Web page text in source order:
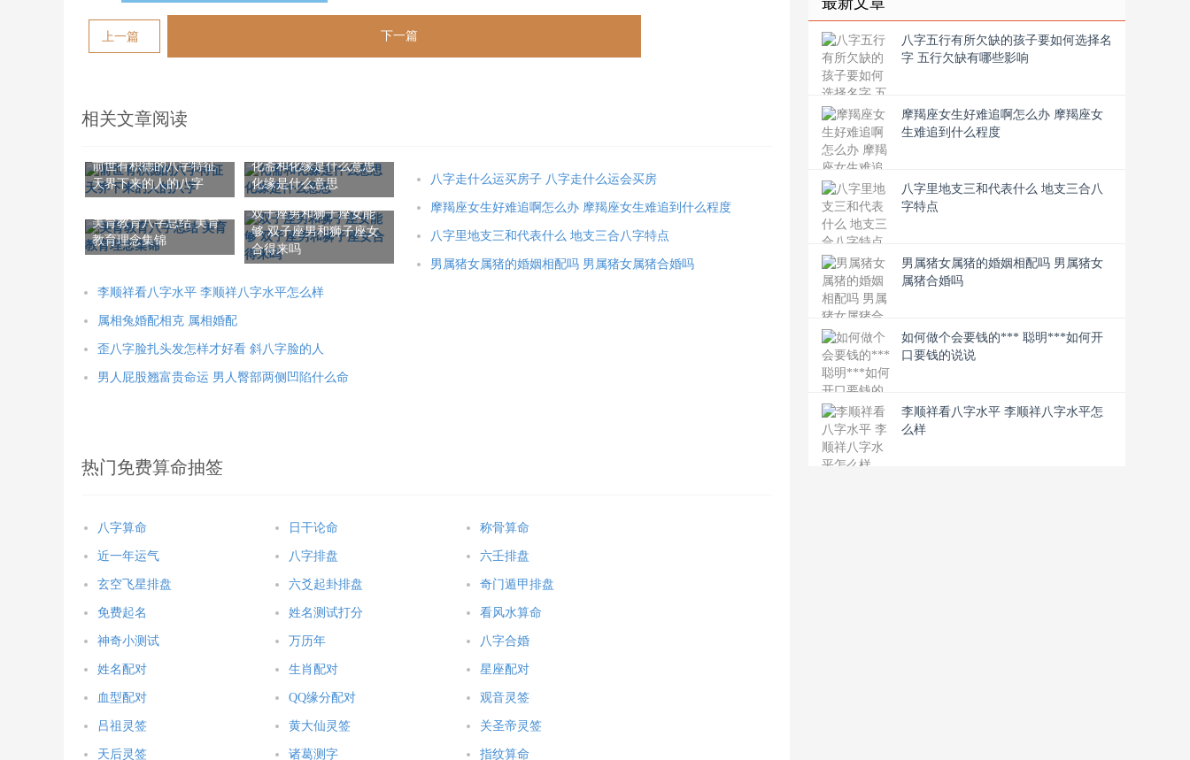
上一篇 下一篇
相关文章阅读
前世有积德的八字特征
天界下来的人的八字
化斋和化缘是什么意思
化缘是什么意思
美育教育八字总结 美育
教育理念集锦
双子座男和狮子座女能
够 双子座男和狮子座女
合得来吗
八字走什么运买房子 八字走什么运会买房
摩羯座女生好难追啊怎么办 摩羯座女生难追到什么程度
八字里地支三和代表什么 地支三合八字特点
男属猪女属猪的婚姻相配吗 男属猪女属猪合婚吗
李顺祥看八字水平 李顺祥八字水平怎么样
属相兔婚配相克 属相婚配
歪八字脸扎头发怎样才好看 斜八字脸的人
男人屁股翘富贵命运 男人臀部两侧凹陷什么命
热门免费算命抽签
八字算命 日干论命 称骨算命
近一年运气 八字排盘 六壬排盘
玄空飞星排盘 六爻起卦排盘 奇门遁甲排盘
免费起名 姓名测试打分 看风水算命
神奇小测试 万历年 八字合婚
姓名配对 生肖配对 星座配对
血型配对 QQ缘分配对 观音灵签
吕祖灵签 黄大仙灵签 关圣帝灵签
天后灵签 诸葛测字 指纹算命
八字五行有所欠缺的孩子要如何选择名
字 五行欠缺有哪些影响
摩羯座女生好难追啊怎么办 摩羯座女
生难追到什么程度
八字里地支三和代表什么 地支三合八
字特点
男属猪女属猪的婚姻相配吗 男属猪女
属猪合婚吗
如何做个会要钱的*** 聪明***如何开
口要钱的说说
李顺祥看八字水平 李顺祥八字水平怎
么样